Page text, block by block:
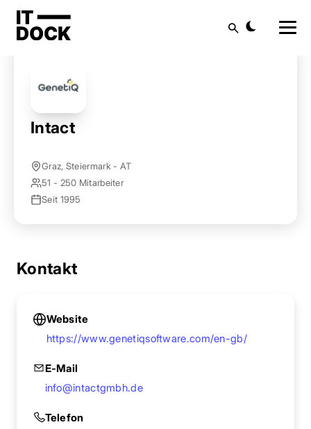
Startseite Anbieter finden
Intact
Graz, Steiermark - AT
51 - 250 Mitarbeiter
Seit 1995
Kontakt
Website
https://www.genetiqsoftware.com/en-gb/
E-Mail
info@intactgmbh.de
Telefon